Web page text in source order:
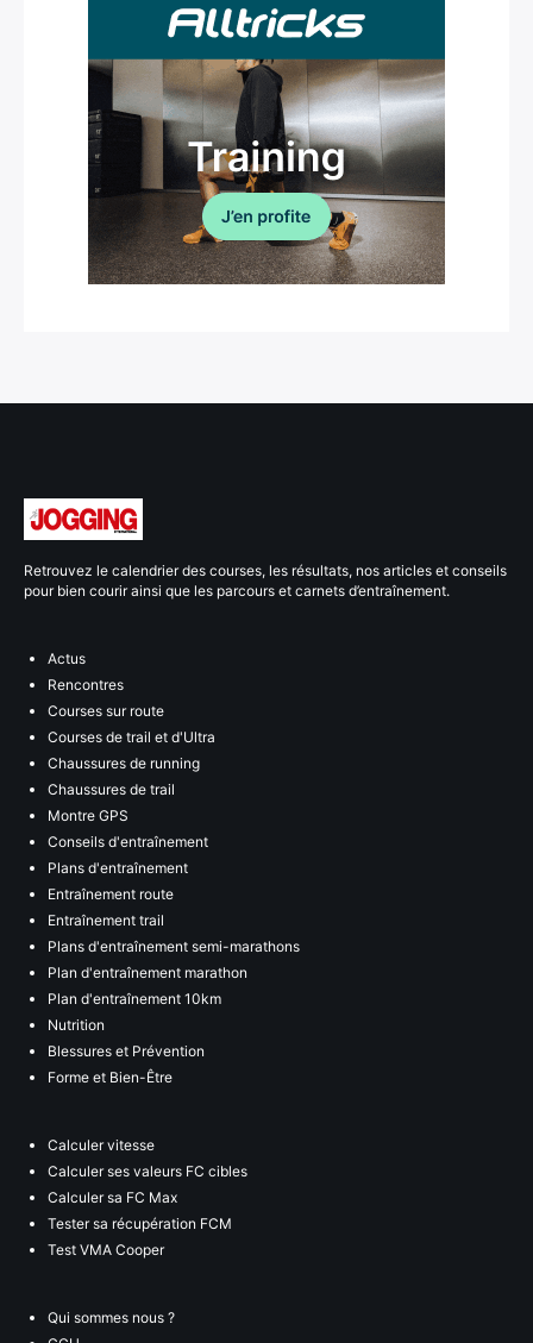
Retrouvez le calendrier des courses, les résultats, nos articles et conseils
pour bien courir ainsi que les parcours et carnets d’entraînement.
Actus
Rencontres
Courses sur route
Courses de trail et d'Ultra
Chaussures de running
Chaussures de trail
Montre GPS
Conseils d'entraînement
Plans d'entraînement
Entraînement route
Entraînement trail
Plans d'entraînement semi-marathons
Plan d'entraînement marathon
Plan d'entraînement 10km
Nutrition
Blessures et Prévention
Forme et Bien-Être
Calculer vitesse
Calculer ses valeurs FC cibles
Calculer sa FC Max
Tester sa récupération FCM
Test VMA Cooper
Qui sommes nous ?